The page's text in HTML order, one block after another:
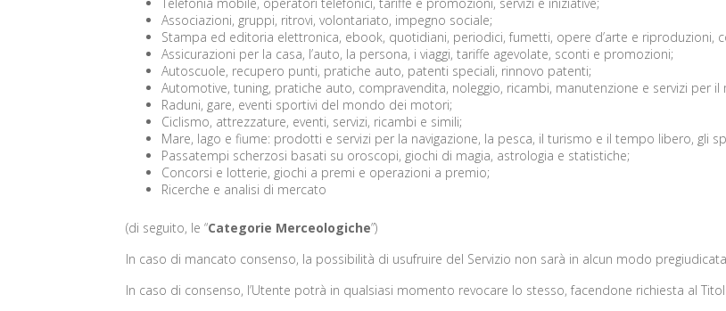
Associazioni, gruppi, ritrovi, volontariato, impegno sociale;
Stampa ed editoria elettronica, ebook, quotidiani, periodici, fumetti, opere d’arte e riproduzioni,
Assicurazioni per la casa, l’auto, la persona, i viaggi, tariffe agevolate, sconti e promozioni;
Autoscuole, recupero punti, pratiche auto, patenti speciali, rinnovo patenti;
Automotive, tuning, pratiche auto, compravendita, noleggio, ricambi, manutenzione e servizi per
Raduni, gare, eventi sportivi del mondo dei motori;
Ciclismo, attrezzature, eventi, servizi, ricambi e simili;
Mare, lago e fiume: prodotti e servizi per la navigazione, la pesca, il turismo e il tempo libero, gli
Passatempi scherzosi basati su oroscopi, giochi di magia, astrologia e statistiche;
Concorsi e lotterie, giochi a premi e operazioni a premio;
Ricerche e analisi di mercato
(di seguito, le “Categorie Merceologiche”)
In caso di mancato consenso, la possibilità di usufruire del Servizio non sarà in alcun modo
In caso di consenso, l’Utente potrà in qualsiasi momento revocare lo stesso, facendone richiesta al